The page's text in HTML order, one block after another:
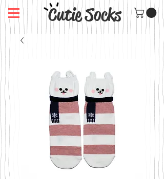
Cutie Socks